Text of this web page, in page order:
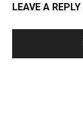
LEAVE A REPLY